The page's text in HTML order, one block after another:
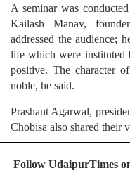
A seminar was
Kailash Manav,
addressed the audience;
life which were
positive. The character
noble, he said.
Prashant Agarwal,
Chobisa also shared their
Follow UdaipurTimes